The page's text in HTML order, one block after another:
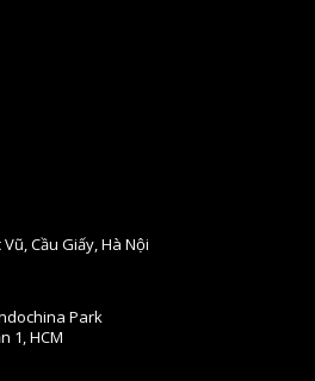
Cầu Giấy, Hà Nội
Park
1, HCM